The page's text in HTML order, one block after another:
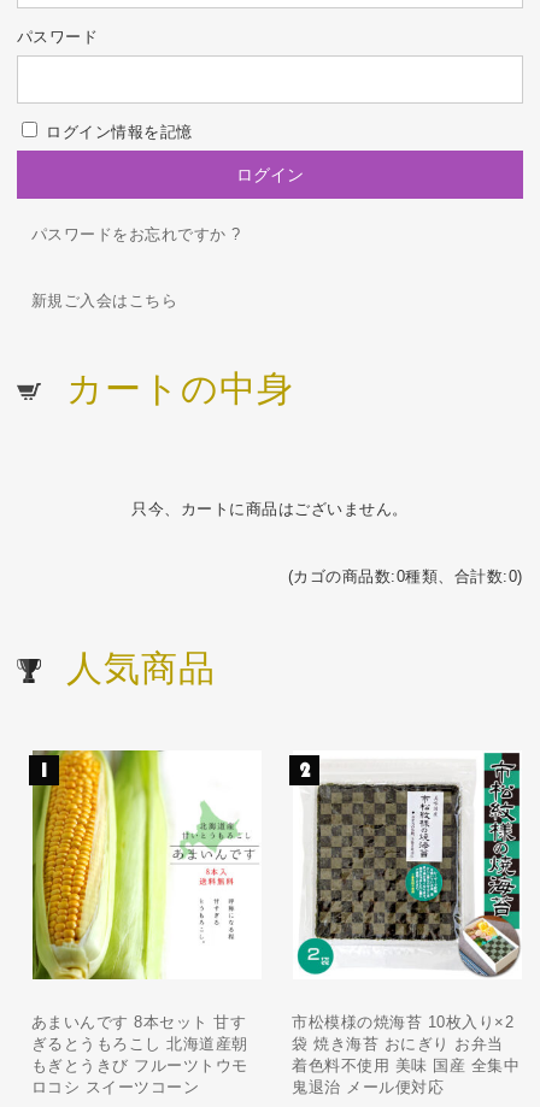
パスワード
ログイン情報を記憶
パスワードをお忘れですか ?
新規ご入会はこちら
カートの中身
只今、カートに商品はございません。
(カゴの商品数:0種類、合計数:0)
人気商品
あまいんです 8本セット 甘す
ぎるとうもろこし 北海道産朝
もぎとうきび フルーツトウモ
ロコシ スイーツコーン
市松模様の焼海苔 10枚入り×2
袋 焼き海苔 おにぎり お弁当
着色料不使用 美味 国産 全集中
鬼退治 メール便対応